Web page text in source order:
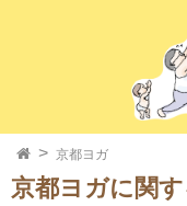
京都ヨガ
京都ヨガに関